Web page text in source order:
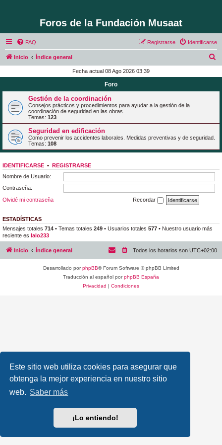
Este sitio web utiliza cookies para asegurar que
obtenga la mejor experiencia en nuestro sitio
web. Saber más
¡Lo entiendo!
Foros de la Fundación Musaat
FAQ Identificarse
Registrarse
Inicio Índice general
c
Fecha actual 08 Ago 2026 03:39
Foro
Gestión de la coordinación
Consejos prácticos y procedimientos para ayudar a la gestión de la
coordinación de seguridad en las obras.
Temas: 123
Seguridad en edificación
Como prevenir los accidentes laborales. Medidas preventivas y de seguridad.
Temas: 108
IDENTIFICARSE • REGISTRARSE
Nombre de Usuario:
Contraseña:
Olvidé mi contraseña
Recordar
ESTADÍSTICAS
Mensajes totales 714 • Temas totales 249 • Usuarios totales 577 • Nuestro usuario más
reciente es lalo233
Inicio Índice general Todos los horarios son UTC+02:00
Desarrollado porphpBB® Forum Software © phpBB Limited
Traducción al español porphpBB España
Privacidad | Condiciones